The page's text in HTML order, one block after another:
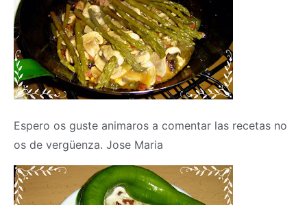
Espero os guste animaros a comentar las recetas no
os de vergüenza. Jose Maria